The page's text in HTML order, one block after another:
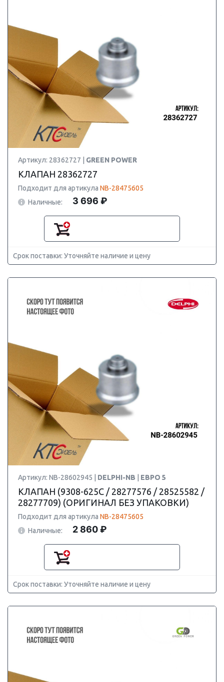
Артикул: 28362727 | GREEN POWER
КЛАПАН 28362727
Подходит для артикула NB-28475605
Наличные:
3 696 ₽
Срок поставки: Уточняйте наличие и цену
Артикул: NB-28602945 | DELPHI-NB ЕВРО 5
КЛАПАН (9308-625C / 28277576 / 28525582 /
28277709) (ОРИГИНАЛ БЕЗ УПАКОВКИ)
Подходит для артикула NB-28475605
Наличные:
2 860 ₽
Срок поставки: Уточняйте наличие и цену